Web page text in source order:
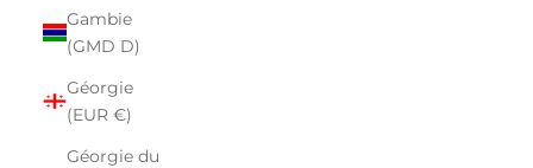
Gambie
(GMD D)
Géorgie
(EUR €)
Géorgie du